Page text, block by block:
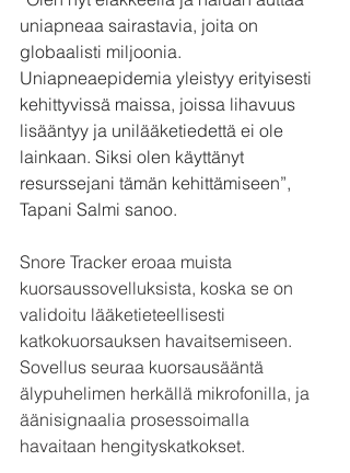
uniapneaa sairastavia, joita on
globaalisti miljoonia.
Uniapneaepidemia yleistyy erityisesti
kehittyvissä maissa, joissa lihavuus
lisääntyy ja unilääketiedettä ei ole
lainkaan. Siksi olen käyttänyt
resurssejani tämän kehittämiseen”,
Tapani Salmi sanoo.
Snore Tracker eroaa muista
kuorsaussovelluksista, koska se on
validoitu lääketieteellisesti
katkokuorsauksen havaitsemiseen.
Sovellus seuraa kuorsausääntä
älypuhelimen herkällä mikrofonilla, ja
äänisignaalia prosessoimalla
havaitaan hengityskatkokset.